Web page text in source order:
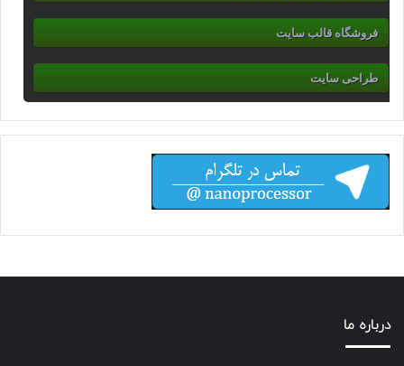
فروشگاه قالب سایت
طراحی سایت
درباره ما